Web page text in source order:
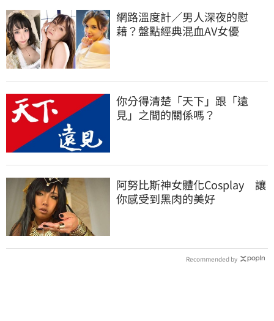
網路溫度計／男人深夜的慰
藉？盤點經典混血AV女優
你分得清楚「天下」跟「遠
見」之間的關係嗎？
阿努比斯神女體化Cosplay 讓
你感受到黑肉的美好
Recommended by